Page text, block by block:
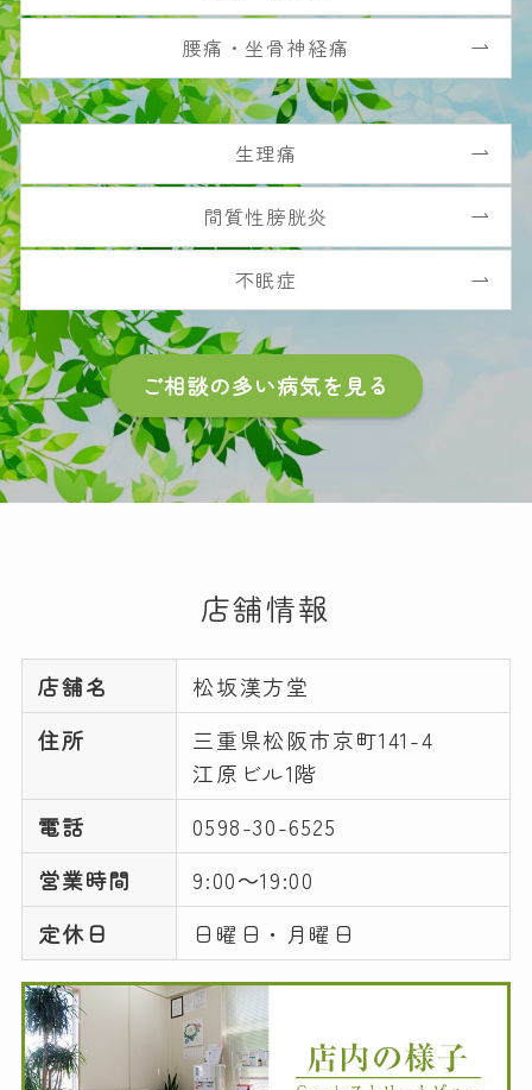
腰痛・坐骨神経痛
生理痛
間質性膀胱炎
不眠症
ご相談の多い病気を見る
店舗情報
店舗名
松坂漢方堂
住所
三重県松阪市京町141-4
江原ビル1階
電話
0598-30-6525
営業時間
9:00～19:00
定休日
日曜日・月曜日